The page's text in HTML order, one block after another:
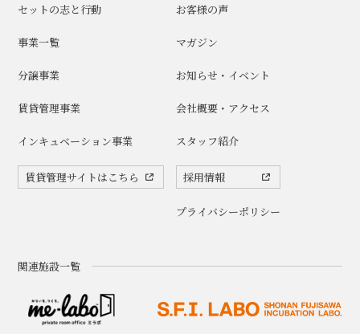
セットの志と行動
事業一覧
分譲事業
賃貸管理事業
インキュベーション事業
賃貸管理サイトはこちら
お客様の声
マガジン
お知らせ・イベント
会社概要・アクセス
スタッフ紹介
採用情報
プライバシーポリシー
関連施設一覧